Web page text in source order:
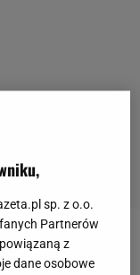
sp. z o.o.
Partnerów
z
dane osobowe